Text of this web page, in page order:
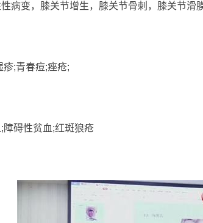
病变，膝关节增生，膝关节骨刺，膝关节滑
疹;青春痘;痤疮;
障碍性贫血;红斑狼疮